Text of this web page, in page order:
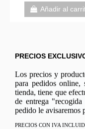
Añadir al
PRECIOS
Los precios y
para pedidos online,
tienda, tiene que
de entrega
pedido le avisaremos
PRECIOS CON IVA